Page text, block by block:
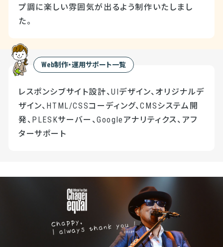
プ調に楽しい雰囲気が出るよう制作いたしまし
た。
Web制作・運用サポート一覧
レスポンシブサイト設計、UIデザイン、オリジナルデ
ザイン、HTML/CSSコーディング、CMSシステム開
発、PLESKサーバー、Googleアナリティクス、アフ
ターサポート